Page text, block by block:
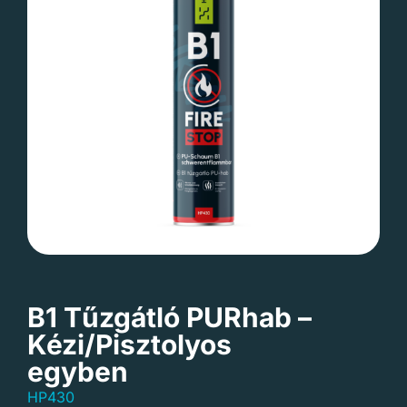
B1 Tűzgátló PURhab –
Kézi/Pisztolyos
egyben
HP430